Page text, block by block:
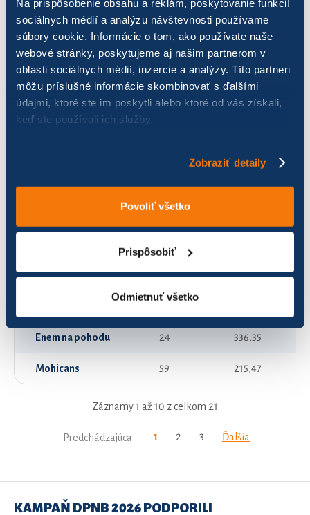
Na prispôsobenie obsahu a reklám, poskytovanie funkcií
sociálnych médií a analýzu návštevnosti používame
súbory cookie. Informácie o tom, ako používate naše
webové stránky, poskytujeme aj našim partnerom v
oblasti sociálnych médií, inzercie a analýzy. Títo partneri
môžu príslušné informácie skombinovať s ďalšími
údajmi, ktoré ste im poskytli alebo ktoré od vás získali,
keď ste používali ich služby.
Zobraziť detaily
Povoliť všetko
Prispôsobiť
Odmietnuť všetko
Názov Počet jázd Najazdených km
1372 SDT 180 349,18
4 quality arrows
72
Eissmaniaci 98 2 104,62
Enem na pohodu 24 336,35
Mohicans 59 215,47
Záznamy 1 až 10 z celkom 21
Predchádzajúca 1 2 3 Ďalšia
KAMPAŇ DPNB 2026 PODPORILI